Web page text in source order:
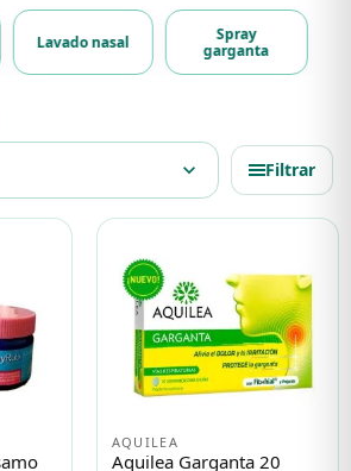
y dietética
y dietética
Lavado nasal
Spray
garganta
Sistema Respiratorio
expand_more Filtrar
AQUILEA
Aquilea Garganta 20